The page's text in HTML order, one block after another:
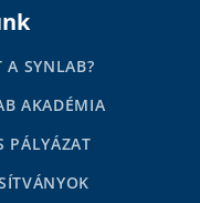
A SYNLAB?
AKADÉMIA
PÁLYÁZAT